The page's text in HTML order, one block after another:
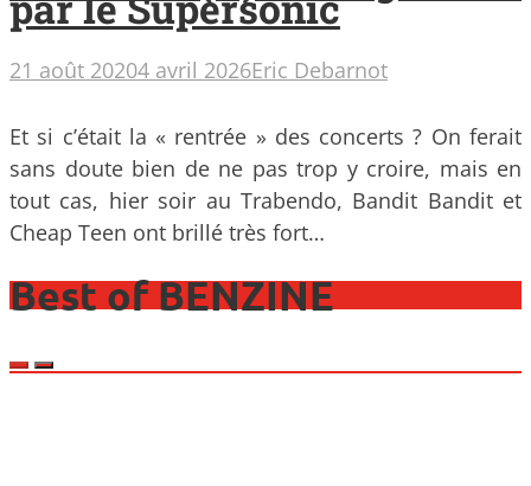
21 août 20204 avril 2026Eric Debarnot
Et si c’était la « rentrée » des concerts ? On ferait
sans doute bien de ne pas trop y croire, mais en
tout cas, hier soir au Trabendo, Bandit Bandit et
Cheap Teen ont brillé très fort…
Best of BENZINE